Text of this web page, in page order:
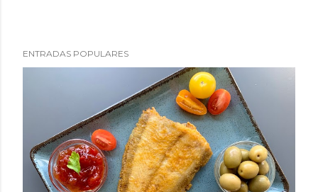
a
ENTRADAS POPULARES